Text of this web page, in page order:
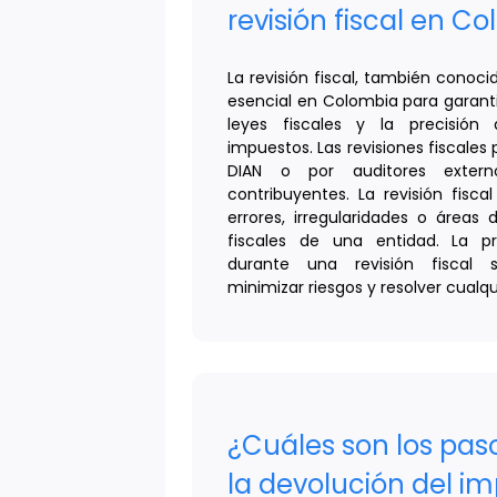
revisión fiscal en
La revisión fiscal, también
esencial en Colombia para
leyes fiscales y la precisión
impuestos. Las revisiones fiscales
DIAN o por auditores
contribuyentes. La revisión
errores, irregularidades o áreas
fiscales de una entidad. La
durante una revisión fiscal
minimizar riesgos y resolver
¿Cuáles son los
la devolución del